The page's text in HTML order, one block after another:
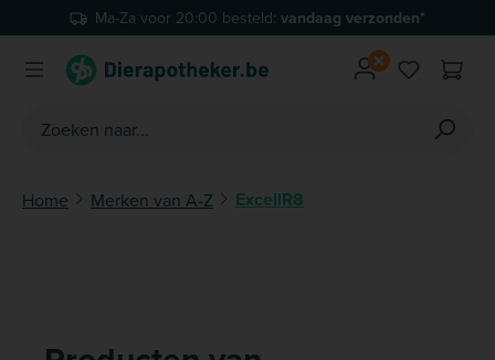
Ga naar de hoofdinhoudMa-Za voor 20:00 besteld: vandaag verzonden*
Je hebt
Home Merken van A-Z ExcellR8